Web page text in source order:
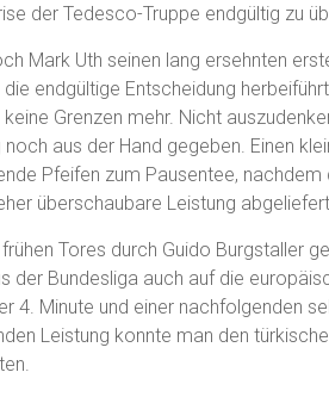
der Tedesco-Truppe endgültig zu
Mark Uth seinen lang ersehnten
endgültige Entscheidung
Grenzen mehr. Nicht
noch aus der Hand gegeben. Einen
Pfeifen zum Pausentee,
überschaubare Leistung
Tores durch Guido Burgstaller
der Bundesliga auch auf die
4. Minute und einer nachfolgenden
Leistung konnte man den